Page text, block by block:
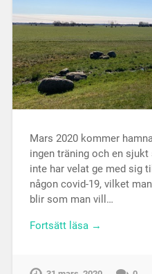
Mars 2020 kommer
ingen träning och en
inte har velat ge med sig
någon covid-19, vilket
blir som man vill…
Fortsätt läsa →